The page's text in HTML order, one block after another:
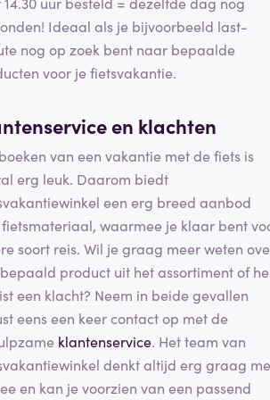
Ideaal als je bijvoorbeeld last-
nog op zoek bent naar bepaalde
voor je fietsvakantie.
en klachten
van een vakantie met de fiets is
erg leuk. Daarom biedt
een erg breed aanbod
waarmee je klaar bent
soort reis. Wil je graag meer weten
product uit het assortiment of
een klacht? Neem in beide gevallen
eens een keer contact op met de
klantenservice. Het team van
denkt altijd erg graag
en kan je voorzien van een passend